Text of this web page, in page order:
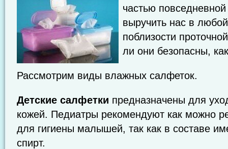
частью
выручить нас в
поблизости
ли они безопасны,
Рассмотрим виды влажных салфеток.
Детские салфетки предназначены для
кожей. Педиатры рекомендуют как можно
для гигиены малышей, так как в составе
спирт.